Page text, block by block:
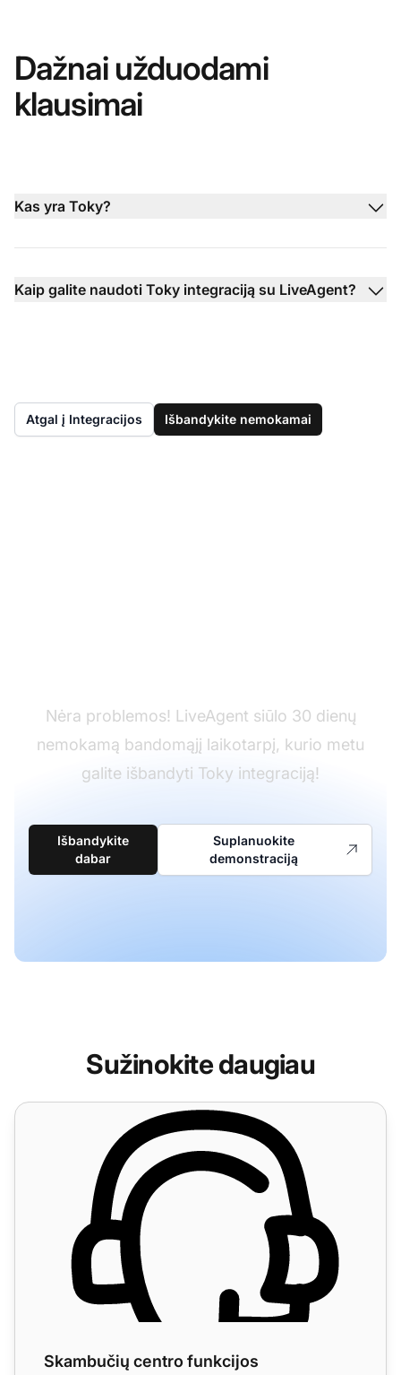
Dažnai užduodami
klausimai
Kas yra Toky?
Kaip galite naudoti Toky integraciją su LiveAgent?
Atgal į Integracijos Išbandykite nemokamai
Nėra problemos! LiveAgent siūlo 30 dienų
nemokamą bandomąjį laikotarpį, kurio metu
galite išbandyti Toky integraciją!
Išbandykite
dabar
Suplanuokite
demonstraciją
Sužinokite daugiau
Skambučių centro funkcijos
Skambučių centro funkcijos